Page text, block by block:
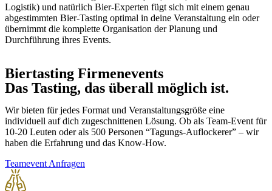
Logistik) und natürlich Bier-Experten fügt sich mit einem genau
abgestimmten Bier-Tasting optimal in deine Veranstaltung ein oder
übernimmt die komplette Organisation der Planung und
Durchführung ihres Events.
Biertasting Firmenevents
Das Tasting, das überall möglich ist.
Wir bieten für jedes Format und Veranstaltungsgröße eine
individuell auf dich zugeschnittenen Lösung. Ob als Team-Event für
10-20 Leuten oder als 500 Personen “Tagungs-Auflockerer” – wir
haben die Erfahrung und das Know-How.
Teamevent Anfragen